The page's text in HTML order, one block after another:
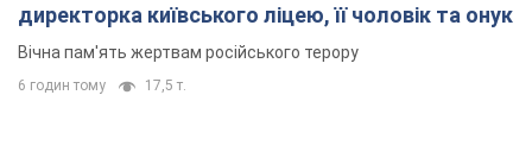
директорка київського ліцею, її чоловік та онук
Вічна пам'ять жертвам російського терору
6 годин тому 17,5 т.